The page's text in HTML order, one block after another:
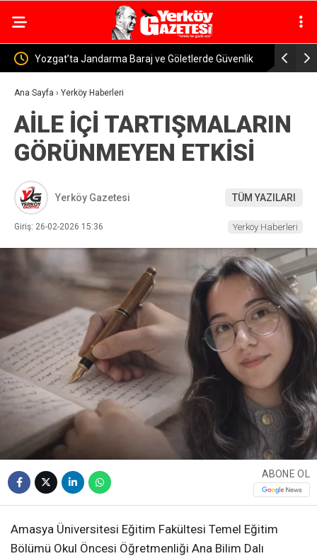
Yerköy-Kayseri YHT’de Kritik Eşik Aşıldı! Bakan
Uraloğlu: İşin Yarısını Tamamladık
Ana Sayfa › Yerköy Haberleri
AİLE İÇİ TARTIŞMALARIN
GÖRÜNMEYEN ETKİSİ
Yerköy Gazetesi TÜM YAZILARI
Giriş: 26-02-2026 15:36 Yerköy Haberleri
ABONE OL
Amasya Üniversitesi Eğitim Fakültesi Temel Eğitim
Bölümü Okul Öncesi Öğretmenliği Ana Bilim Dalı